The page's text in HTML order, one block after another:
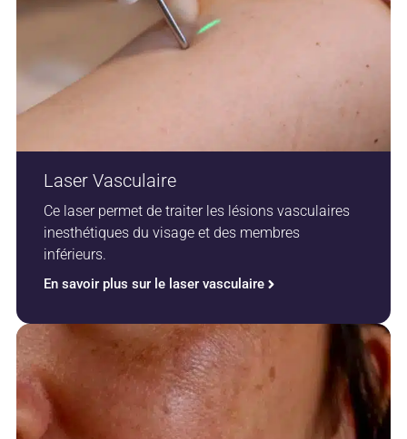
Laser Vasculaire
Ce laser permet de traiter les lésions vasculaires
inesthétiques du visage et des membres
inférieurs.
En savoir plus sur le laser vasculaire